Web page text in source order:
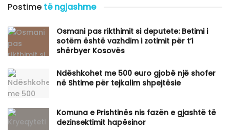
Postime të ngjashme
Osmani pas rikthimit si deputete: Betimi i
sotëm është vazhdim i zotimit për t’i
shërbyer Kosovës
Ndëshkohet me 500 euro gjobë një shofer
në Shtime për tejkalim shpejtësie
Komuna e Prishtinës nis fazën e gjashtë të
dezinsektimit hapësinor